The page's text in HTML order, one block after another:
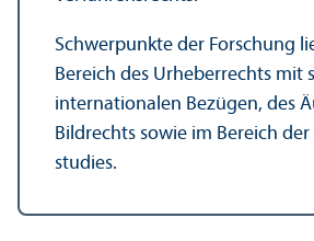
Schwerpunkte der Forschung
Bereich des Urheberrechts mit
internationalen Bezügen, des
Bildrechts sowie im Bereich
studies.